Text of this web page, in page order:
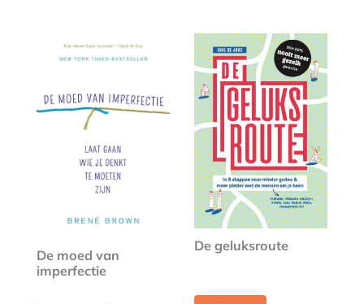
De moed van
imperfectie
De geluksroute